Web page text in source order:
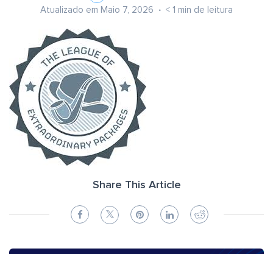
Atualizado em Maio 7, 2026 < 1 min de leitura
Share This Article